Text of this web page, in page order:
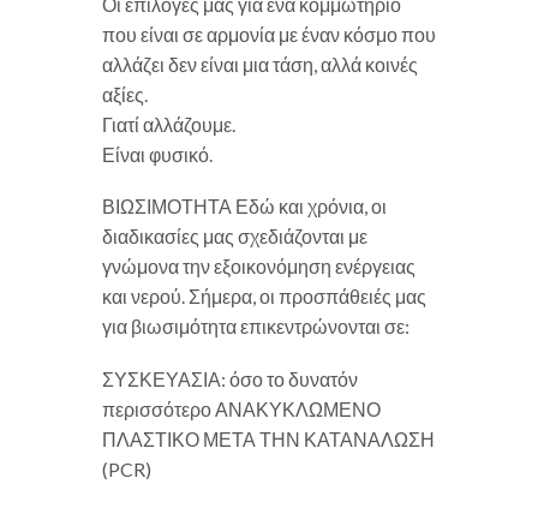
που είναι σε αρμονία με έναν κόσμο που
αλλάζει δεν είναι μια τάση, αλλά κοινές
αξίες.
Γιατί αλλάζουμε.
Είναι φυσικό.
ΒΙΩΣΙΜΟΤΗΤΑ Εδώ και χρόνια, οι
διαδικασίες μας σχεδιάζονται με
γνώμονα την εξοικονόμηση ενέργειας
και νερού. Σήμερα, οι προσπάθειές μας
για βιωσιμότητα επικεντρώνονται σε:
ΣΥΣΚΕΥΑΣΙΑ: όσο το δυνατόν
περισσότερο ΑΝΑΚΥΚΛΩΜΕΝΟ
ΠΛΑΣΤΙΚΟ ΜΕΤΑ ΤΗΝ ΚΑΤΑΝΑΛΩΣΗ
(PCR)